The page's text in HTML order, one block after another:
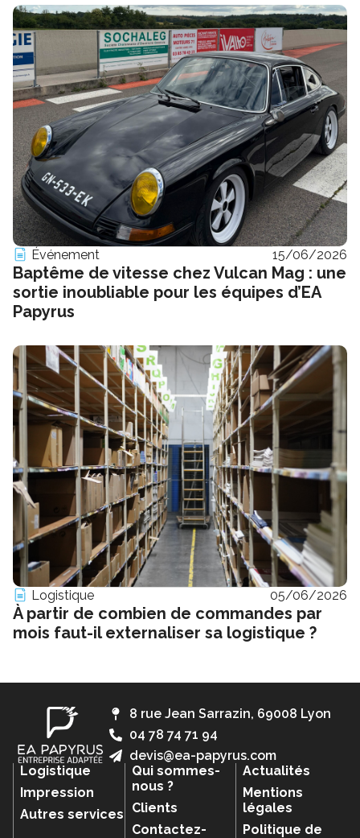
Événement 15/06/2026
Baptême de vitesse chez Vulcan Mag : une
sortie inoubliable pour les équipes d’EA
Papyrus
Logistique 05/06/2026
À partir de combien de commandes par
mois faut-il externaliser sa logistique ?
8 rue Jean Sarrazin, 69008 Lyon
04 78 74 71 94
devis@ea-papyrus.com
Logistique
Impression
Autres services
Qui sommes-
nous ?
Clients
Contactez-
Actualités
Mentions
légales
Politique de